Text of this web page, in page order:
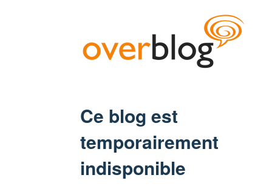
Ce blog est
temporairement
indisponible